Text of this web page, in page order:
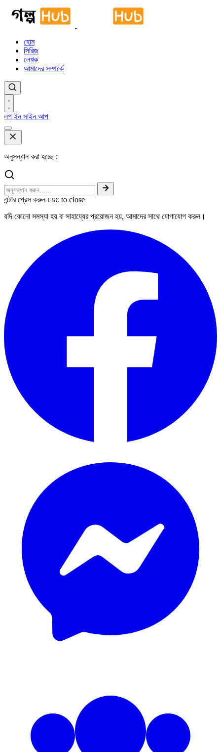
হোম
সিরিজ
লেখক
আমাদের সম্পর্কে
লগ ইনসাইন আপ
অনুসন্ধান করা হচ্ছে :
এন্টার প্রেস করুন ESC to close
যদি কোনো সমস্যা হয় বা সাহায্যের প্রয়োজন হয়, আমাদের সাথে যোগাযোগ করুন।